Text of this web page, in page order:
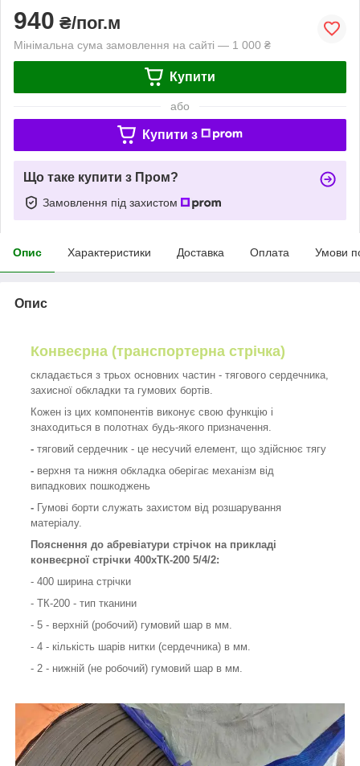
940 ₴/пог.м
Мінімальна сума замовлення на сайті — 1 000 ₴
Купити
або
Купити з
Що таке купити з Пром?
Замовлення під захистом
Опис Характеристики Доставка Оплата Умови
Опис
Конвеєрна (транспортерна стрічка)
складається з трьох основних частин - тягового сердечника,
захисної обкладки та гумових бортів.
Кожен із цих компонентів виконує свою функцію і
знаходиться в полотнах будь-якого призначення.
- тяговий сердечник - це несучий елемент, що здійснює тягу
- верхня та нижня обкладка оберігає механізм від
випадкових пошкоджень
- Гумові борти служать захистом від розшарування
матеріалу.
Пояснення до абревіатури стрічок на прикладі
конвеєрної стрічки 400хТК-200 5/4/2:
- 400 ширина стрічки
- ТК-200 - тип тканини
- 5 - верхній (робочий) гумовий шар в мм.
- 4 - кількість шарів нитки (сердечника) в мм.
- 2 - нижній (не робочий) гумовий шар в мм.